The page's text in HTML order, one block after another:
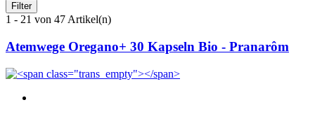
Filter
1 - 21 von 47 Artikel(n)
Atemwege Oregano+ 30 Kapseln Bio - Pranarôm